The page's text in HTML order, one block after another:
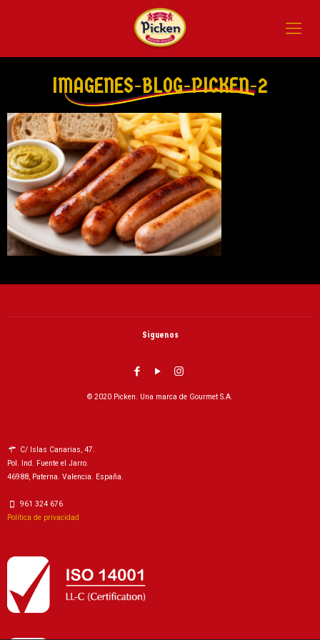
IMAGENES-BLOG-PICKEN-2
Siguenos
© 2020 Picken. Una marca de Gourmet S.A.
C/ Islas Canarias, 47.
Pol. Ind. Fuente el Jarro.
46988, Paterna. Valencia. España.
961 324 676
Política de privacidad